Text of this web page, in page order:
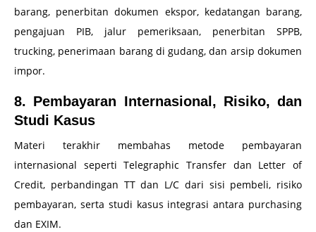
barang, penerbitan dokumen ekspor, kedatangan barang,
pengajuan PIB, jalur pemeriksaan, penerbitan SPPB,
trucking, penerimaan barang di gudang, dan arsip dokumen
impor.
8. Pembayaran Internasional, Risiko, dan
Studi Kasus
Materi terakhir membahas metode pembayaran
internasional seperti Telegraphic Transfer dan Letter of
Credit, perbandingan TT dan L/C dari sisi pembeli, risiko
pembayaran, serta studi kasus integrasi antara purchasing
dan EXIM.